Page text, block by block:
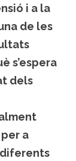
i a la
de les
s’espera
dels
a